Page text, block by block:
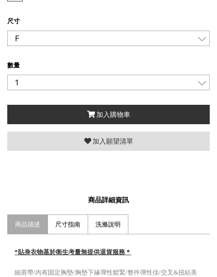
尺寸
數量
加入購物車
加入願望清單
商品詳細資訊
商品描述 尺寸指南 洗滌說明
*貼身衣物基於衛生考量無提供退貨服務＊
細肩帶/內有固定胸墊/胸墊下緣彈性鬆緊/整件彈性佳/交叉&扭結美